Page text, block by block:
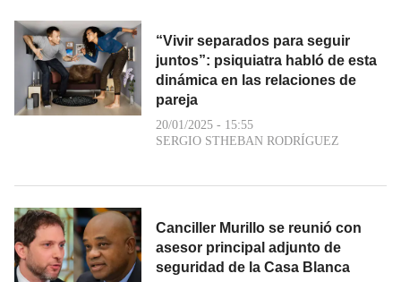
“Vivir separados para seguir
juntos”: psiquiatra habló de esta
dinámica en las relaciones de
pareja
20/01/2025 - 15:55
SERGIO STHEBAN RODRÍGUEZ
Canciller Murillo se reunió con
asesor principal adjunto de
seguridad de la Casa Blanca